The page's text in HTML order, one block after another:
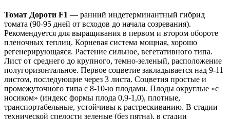
Томат Дороти F1 — ранний индетерминантный гибрид
томата (90-95 дней от всходов до начала созревания).
Рекомендуется для выращивания в первом и втором обороте
пленочных теплиц. Корневая система мощная, хорошо
регенерирующаяся. Растение сильное, вегетативного типа.
Лист от среднего до крупного, темно-зеленый, расположение
полугоризонтальное. Первое соцветие закладывается над 9-11
листом, последующие через 3 листа. Соцветия простые и
промежуточного типа с 8-10-ю плодами. Плоды округлые «с
носиком» (индекс формы плода 0,9-1,0), плотные,
транспортабельные, устойчивы к растрескиванию. В стадии
технической спелости зеленые (без пятна), в стадии